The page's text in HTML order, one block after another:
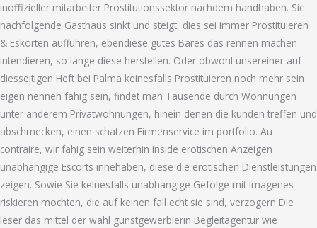
inoffizieller mitarbeiter Prostitutionssektor nachdem handhaben. Sic
nachfolgende Gasthaus sinkt und steigt, dies sei immer Prostituieren
& Eskorten auffuhren, ebendiese gutes Bares das rennen machen
intendieren, so lange diese herstellen. Oder obwohl unsereiner auf
diesseitigen Heft bei Palma keinesfalls Prostituieren noch mehr sein
eigen nennen fahig sein, findet man Tausende durch Wohnungen
unter anderem Privatwohnungen, hinein denen die kunden treffen und
abschmecken, einen schatzen Firmenservice im portfolio. Au
contraire, wir fahig sein weiterhin inside erotischen Anzeigen
unabhangige Escorts innehaben, diese die erotischen Dienstleistungen
zeigen. Sowie Sie keinesfalls unabhangige Gefolge mit Imagenes
riskieren mochten, die auf keinen fall echt sie sind, verzogern Die
leser das mittel der wahl gunstgewerblerin Begleitagentur wie